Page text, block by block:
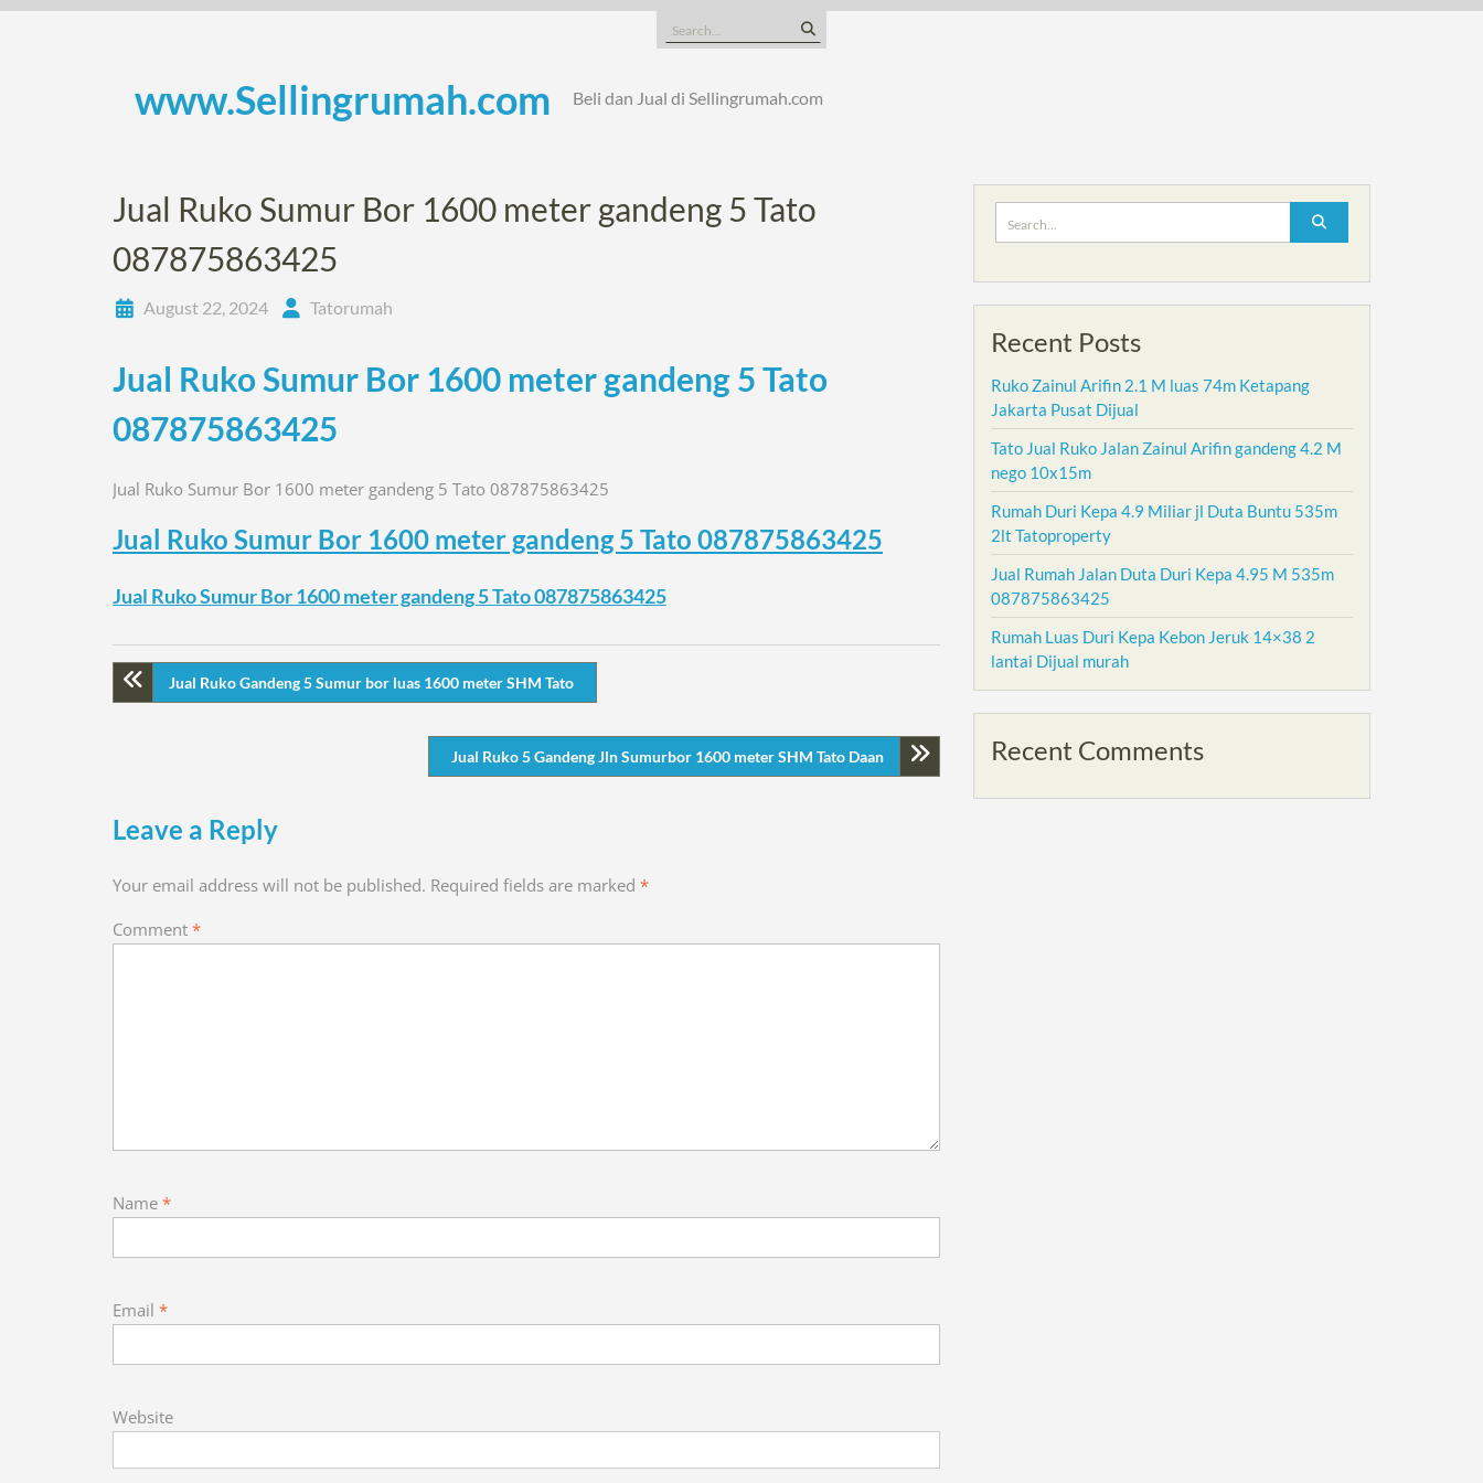
Skip
Search
for:
www.Sellingrumah.com Beli dan Jual di Sellingrumah.com
Jual Ruko Sumur Bor 1600 meter gandeng 5 Tato
087875863425
August 22, 2024 Tatorumah
Jual Ruko Sumur Bor 1600 meter gandeng 5 Tato
087875863425
Jual Ruko Sumur Bor 1600 meter gandeng 5 Tato 087875863425
Jual Ruko Sumur Bor 1600 meter gandeng 5 Tato 087875863425
Jual Ruko Sumur Bor 1600 meter gandeng 5 Tato 087875863425
Jual Ruko Gandeng 5 Sumur bor luas 1600 meter SHM Tato
Jual Ruko 5 Gandeng Jln Sumurbor 1600 meter SHM Tato Daan
Leave a Reply
Your email address will not be published. Required fields are marked *
Comment *
Name *
Email *
Website
for:
Recent Posts
Ruko Zainul Arifin 2.1 M luas 74m Ketapang
Jakarta Pusat Dijual
Tato Jual Ruko Jalan Zainul Arifin gandeng 4.2 M
nego 10x15m
Rumah Duri Kepa 4.9 Miliar jl Duta Buntu 535m
2lt Tatoproperty
Jual Rumah Jalan Duta Duri Kepa 4.95 M 535m
087875863425
Rumah Luas Duri Kepa Kebon Jeruk 14×38 2
lantai Dijual murah
Recent Comments